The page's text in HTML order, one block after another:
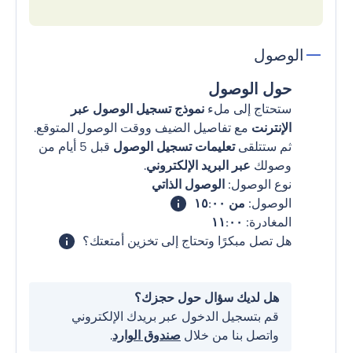
الوصول
حول الوصول
ستحتاج إلى ملء نموذج تسجيل الوصول عبر
الإنترنت مع تفاصيل الضيف ووقت الوصول المتوقع.
ثم ستتلقىتعليمات تسجيل الوصول
قبل 5 أيام من
وصولك عبر البريد الإلكتروني.
نوع الوصول: الوصول الذاتي
الوصول: من ١٥:٠٠
المغادرة: ١١:٠٠
هل تصل مبكرًا وتحتاج إلى تخزين أمتعتك؟
هل لديك سؤال حول حجزك؟
قم بتسجيل الدخول عبر بريدك الإلكتروني
واتصل بنا من خلال صندوق الوارد.